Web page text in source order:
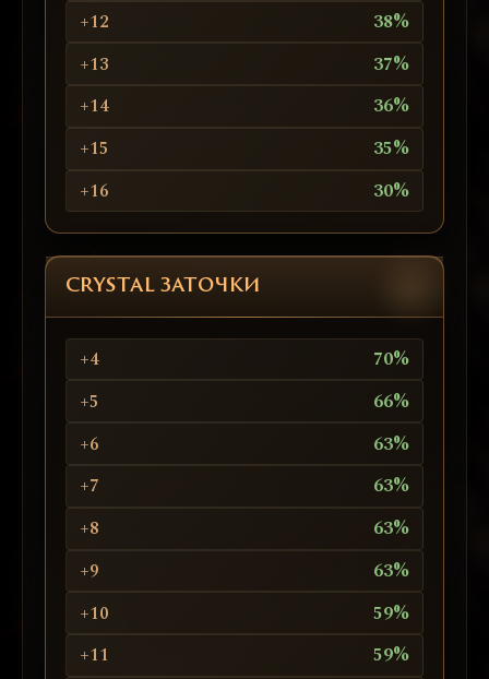
+12
38%
+13
37%
+14
36%
+15
35%
+16
30%
CRYSTAL ЗАТОЧКИ
+4
70%
+5
66%
+6
63%
+7
63%
+8
63%
+9
63%
+10
59%
+11
59%